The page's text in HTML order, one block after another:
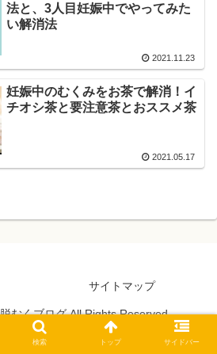
法と、3人目妊娠中でやってみた
い解消法
2021.11.23
妊娠中のむくみをお茶で解消！イ
チオシ茶と要注意茶とおススメ茶
2021.05.17
サイトマップ
むくブログ All Rights Reserved.
検索 トップ サイドバー